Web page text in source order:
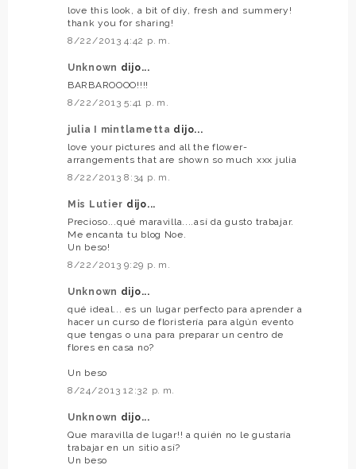
love this look, a bit of diy, fresh and summery!
thank you for sharing!
8/22/2013 4:42 p. m.
Unknown dijo...
BARBAROOOO!!!!
8/22/2013 5:41 p. m.
julia I mintlametta dijo...
love your pictures and all the flower-
arrangements that are shown so much xxx julia
8/22/2013 8:34 p. m.
Mis Lutier dijo...
Precioso...qué maravilla....así da gusto trabajar.
Me encanta tu blog Noe.
Un beso!
8/22/2013 9:29 p. m.
Unknown dijo...
qué ideal... es un lugar perfecto para aprender a
hacer un curso de floristería para algún evento
que tengas o una para preparar un centro de
flores en casa no?
Un beso
8/24/2013 12:32 p. m.
Unknown dijo...
Que maravilla de lugar!! a quién no le gustaría
trabajar en un sitio así?
Un beso